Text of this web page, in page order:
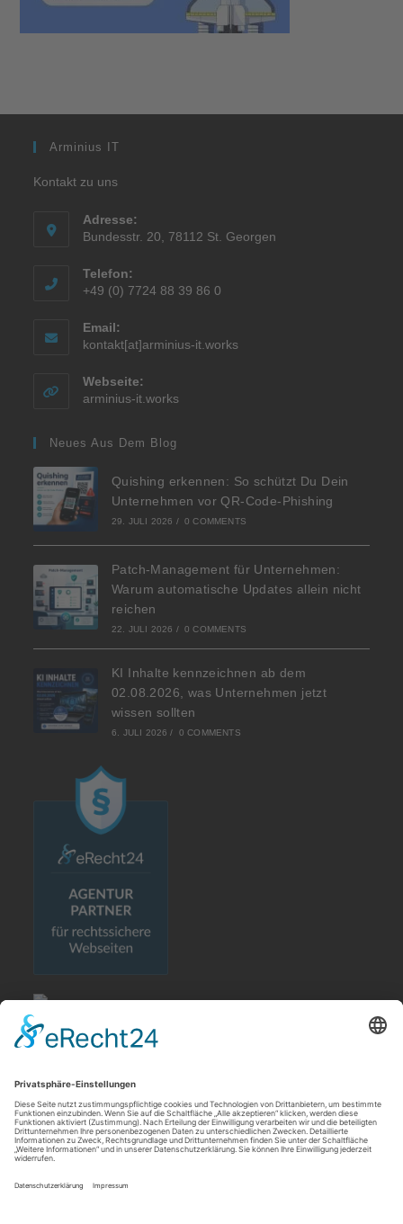
Arminius IT
Kontakt zu uns
Adresse:
Bundesstr. 20, 78112 St. Georgen
Telefon:
+49 (0) 7724 88 39 86 0
Email:
kontakt[at]arminius-it.works
Webseite:
arminius-it.works
Neues Aus Dem Blog
Quishing erkennen: So schützt Du Dein
Unternehmen vor QR-Code-Phishing
29. JULI 2026 / 0 COMMENTS
Patch-Management für Unternehmen:
Warum automatische Updates allein nicht
reichen
22. JULI 2026 / 0 COMMENTS
KI Inhalte kennzeichnen ab dem
02.08.2026, was Unternehmen jetzt
wissen sollten
6. JULI 2026 / 0 COMMENTS
Rechtliches
Allgemeine Geschäftsbedingungen
Impressum
Datenschutzerklärung
Cookie-Einstellungen